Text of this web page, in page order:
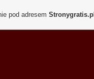
pod adresem Stronygratis.pl